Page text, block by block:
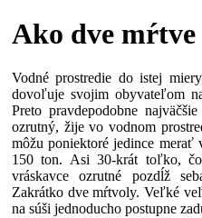
Ako dve
Vodné prostredie do istej
dovoľuje svojim obyvateľom
Preto pravdepodobne
ozrutný, žije vo vodnom
môžu poniektoré jedince
150 ton. Asi 30-krát toľko,
vráskavce ozrutné pozdĺž
Zakrátko dve mŕtvoly. Veľké
na súši jednoducho postupne